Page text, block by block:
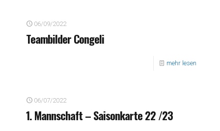
06/09/2022
Teambilder Congeli
mehr lesen
06/07/2022
1. Mannschaft – Saisonkarte 22 /23